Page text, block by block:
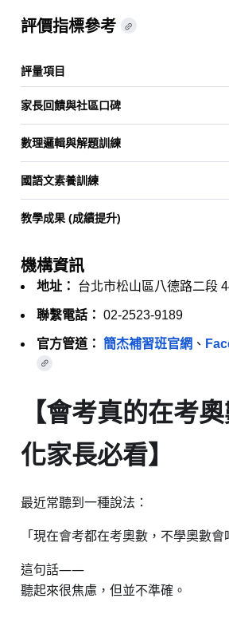
評價指標參考
評量項目
家長回饋與社區口碑
數理邏輯與解題訓練
國語文素養訓練
教學成果 (成績提升)
機構資訊
地址： 台北市松山區八德路二段
聯繫電話： 02-2523-9189
官方管道： 簡杰補習班官網 、
【會考真的在考
化家長必看】
最近常聽到一種說法：
「現在會考都在考奧數，不學奧數會
這句話——
聽起來很焦慮，但並不準確。